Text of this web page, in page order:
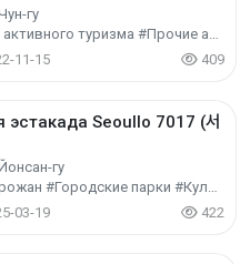
гу
#Прочие виды активного туризма #Прочие активности #Экспериментальный туризм
11-15 409
эстакада Seoullo 7017 (서
гу
#Парки для горожан #Городские парки #Культурный туризм
03-19 422